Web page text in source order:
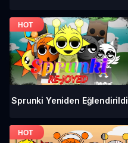
Sprunki Yeniden Eğlendirildi